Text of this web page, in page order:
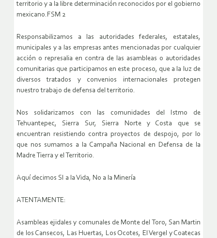
territorio y a la libre determinación reconocidos por el gobierno
mexicano.FSM 2
Responsabilizamos a las autoridades federales, estatales,
municipales y a las empresas antes mencionadas por cualquier
acción o represalia en contra de las asambleas o autoridades
comunitarias que participamos en este proceso, que a la luz de
diversos tratados y convenios internacionales protegen
nuestro trabajo de defensa del territorio.
Nos solidarizamos con las comunidades del Istmo de
Tehuantepec, Sierra Sur, Sierra Norte y Costa que se
encuentran resistiendo contra proyectos de despojo, por lo
que nos sumamos a la Campaña Nacional en Defensa de la
Madre Tierra y el Territorio.
Aquí decimos SI a la Vida, No a la Minería
ATENTAMENTE:
Asambleas ejidales y comunales de Monte del Toro, San Martin
de los Cansecos, Las Huertas, Los Ocotes, El Vergel y Coatecas